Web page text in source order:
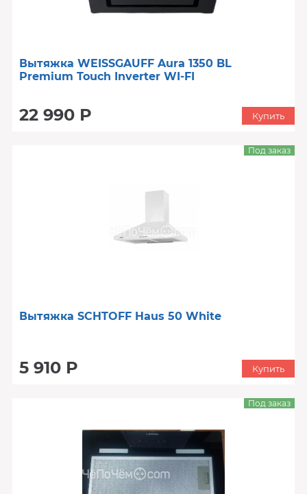
Вытяжка WEISSGAUFF Aura 1350 BL
Premium Touch Inverter WI-FI
22 990 Р Купить
Вытяжка SCHTOFF Haus 50 White
5 910 Р
Под заказ
Купить
Под заказ